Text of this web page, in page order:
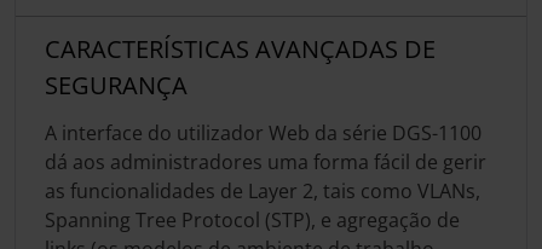
CARACTERÍSTICAS AVANÇADAS DE
SEGURANÇA
A interface do utilizador Web da série DGS-1100
dá aos administradores uma forma fácil de gerir
as funcionalidades de Layer 2, tais como VLANs,
Spanning Tree Protocol (STP), e agregação de